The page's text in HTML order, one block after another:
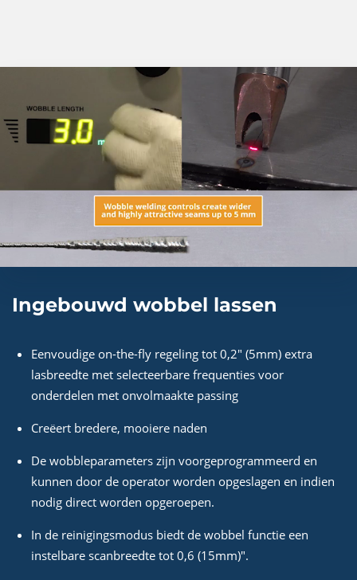
Ingebouwd wobbel lassen
Eenvoudige on-the-fly regeling tot 0,2" (5mm) extra
lasbreedte met selecteerbare frequenties voor
onderdelen met onvolmaakte passing
Creëert bredere, mooiere naden
De wobbleparameters zijn voorgeprogrammeerd en
kunnen door de operator worden opgeslagen en indien
nodig direct worden opgeroepen.
In de reinigingsmodus biedt de wobbel functie een
instelbare scanbreedte tot 0,6 (15mm)".